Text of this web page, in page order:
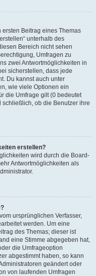
Beitrag eines Themas
unterhalb des
Bereich nicht sehen
Umfragen zu
zwei Antwortmöglichkeiten in
sicherstellen, dass jede
Du kannst auch unter
wie viele Optionen ein
die Umfrage gilt (0 bedeutet
ob die Benutzer ihre
erstellen?
wird durch die Board-
Antwortmöglichkeiten als
ursprünglichen Verfasser,
werden. Um eine
des Themas; dieser ist
eine Stimme abgegeben hat,
die Umfrageoption
abgestimmt haben, so kann
geändert oder
von laufenden Umfragen